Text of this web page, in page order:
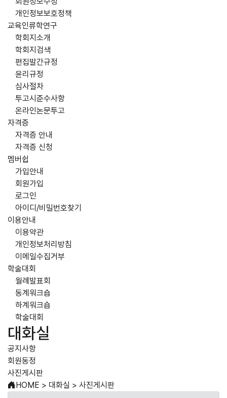
개인정보보호정책
교육인류학연구
학회지소개
학회지검색
편집발간규정
윤리규정
심사절차
투고시준수사항
온라인논문투고
자격증
자격증 안내
자격증 신청
멤버쉽
가입안내
회원가입
로그인
아이디/비밀번호찾기
이용안내
이용약관
개인정보처리방침
이메일수집거부
학술대회
월례발표회
동계워크숍
하계워크숍
학술대회
대화실
공지사항
회원동정
사진게시판
HOME > 대화실 > 사진게시판